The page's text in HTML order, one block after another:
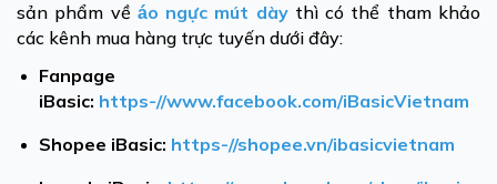
sản phẩm về áo ngực mút dày thì có thể tham khảo
các kênh mua hàng trực tuyến dưới đây:
Fanpage
iBasic: https-//www.facebook.com/iBasicVietnam
Shopee iBasic: https-//shopee.vn/ibasicvietnam